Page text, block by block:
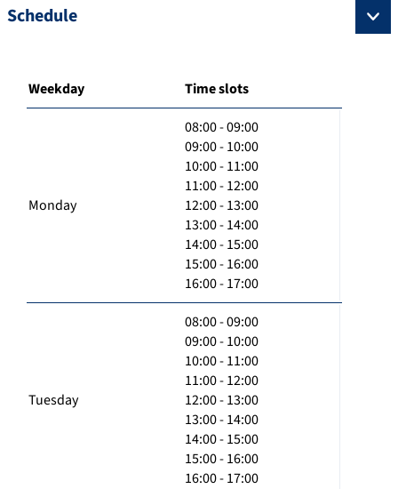
Schedule
Weekday Time slots
Monday
08:00 - 09:00
09:00 - 10:00
10:00 - 11:00
11:00 - 12:00
12:00 - 13:00
13:00 - 14:00
14:00 - 15:00
15:00 - 16:00
16:00 - 17:00
Tuesday
08:00 - 09:00
09:00 - 10:00
10:00 - 11:00
11:00 - 12:00
12:00 - 13:00
13:00 - 14:00
14:00 - 15:00
15:00 - 16:00
16:00 - 17:00